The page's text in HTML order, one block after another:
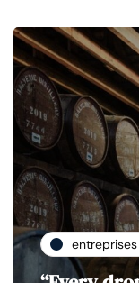
entreprises